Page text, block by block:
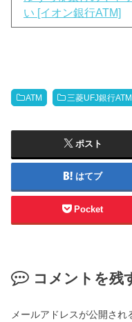
い [イオン銀行ATM]
ATM 三菱UFJ銀行ATM
ポスト
はてブ
Pocket
コメントを残
メールアドレスが公開され